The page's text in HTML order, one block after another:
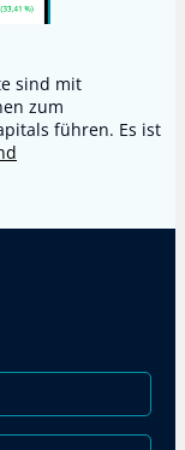
sind mit
zum
führen. Es ist